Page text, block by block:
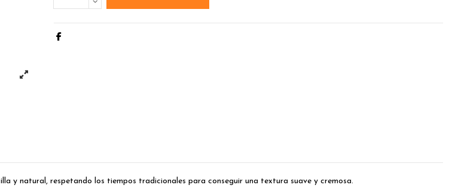
y natural, respetando los tiempos tradicionales para conseguir una textura suave y cremosa.